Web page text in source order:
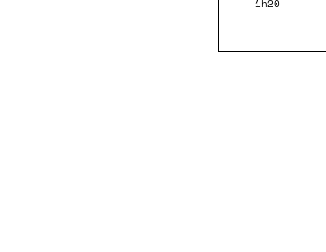
1h20